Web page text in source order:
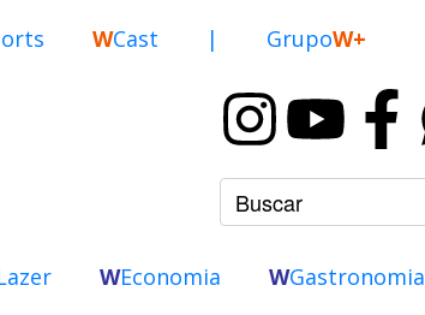
WCast | GrupoW+
WEconomia WGastronomia